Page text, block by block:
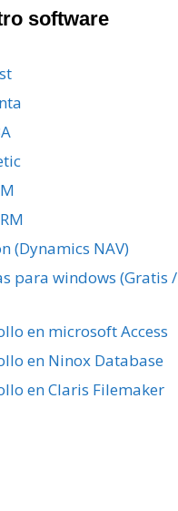
software
(Dynamics NAV)
para windows (Gratis /
en microsoft Access
en Ninox Database
en Claris Filemaker